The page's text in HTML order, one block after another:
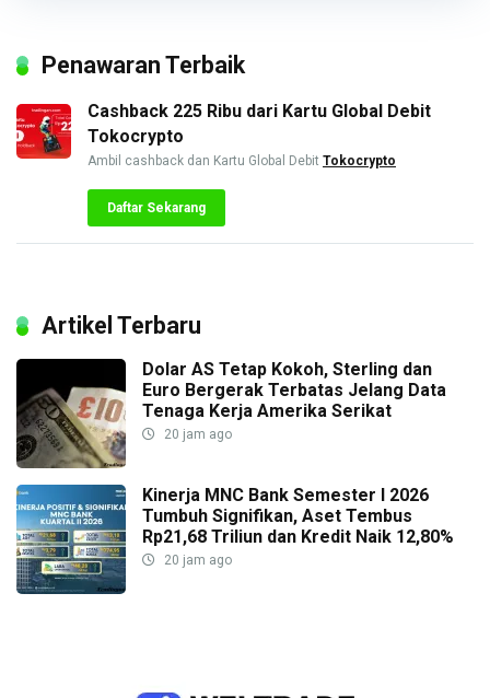
Penawaran Terbaik
Cashback 225 Ribu dari Kartu Global Debit
Tokocrypto
Ambil cashback dan Kartu Global Debit Tokocrypto
Daftar Sekarang
Artikel Terbaru
Dolar AS Tetap Kokoh, Sterling dan
Euro Bergerak Terbatas Jelang Data
Tenaga Kerja Amerika Serikat
20 jam ago
Kinerja MNC Bank Semester I 2026
Tumbuh Signifikan, Aset Tembus
Rp21,68 Triliun dan Kredit Naik 12,80%
20 jam ago